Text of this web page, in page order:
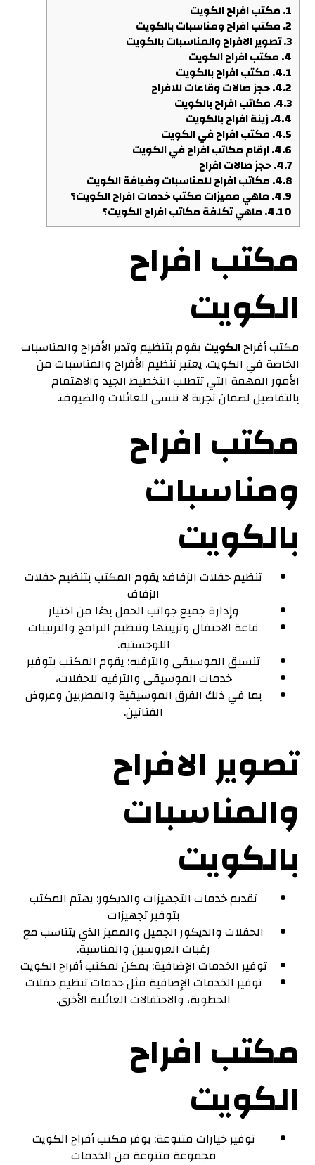
1. مكتب افراح الكويت
2. مكتب افراح ومناسبات بالكويت
3.تصوير الافراح والمناسبات بالكويت
4. مكتب افراح الكويت
4.1. مكتب افراح بالكويت‎
4.2. حجز صالات وقاعات للافراح
4.3. مكاتب افراح بالكويت
4.4. زينة افراح بالكويت
4.5. مكتب افراح في الكويت
4.6. ارقام مكاتب افراح في الكويت
4.7. حجز صالات افراح
4.8. مكاتب افراح للمناسبات وضيافة الكويت
4.9. ماهي مميزات مكتب خدمات افراح الكويت؟
4.10. ماهي تكلفة مكاتب افراح الكويت؟
مكتب افراح
الكويت
مكتب أفراحالكويت يقوم بتنظيم وتدير الأفراح والمناسبات
الخاصة في الكويت. يعتبر تنظيم الأفراح والمناسبات من
الأمور المهمة التي تتطلب التخطيط الجيد والاهتمام
بالتفاصيل لضمان تجربة لا تنسى للعائلات والضيوف.
مكتب افراح
ومناسبات
بالكويت
تنظيم حفلات الزفاف: يقوم المكتب بتنظيم حفلات
الزفاف
وإدارة جميع جوانب الحفل بدءًا من اختيار
قاعة الاحتفال وتزيينها وتنظيم البرامج والترتيبات
اللوجستية.
تنسيق الموسيقى والترفيه: يقوم المكتب بتوفير
خدمات الموسيقى والترفيه للحفلات،
بما في ذلك الفرق الموسيقية والمطربين وعروض
الفنانين.
تصوير الافراح
والمناسبات
بالكويت
تقديم خدمات التجهيزات والديكور: يهتم المكتب
بتوفير تجهيزات
الحفلات والديكور الجميل والمميز الذي يتناسب مع
رغبات العروسين والمناسبة.
توفير الخدمات الإضافية: يمكن لمكتب أفراح الكويت
توفير الخدمات الإضافية مثل خدمات تنظيم حفلات
الخطوبة، والاحتفالات العائلية الأخرى.
مكتب افراح
الكويت
توفير خيارات متنوعة: يوفر مكتب أفراح الكويت
مجموعة متنوعة من الخدمات